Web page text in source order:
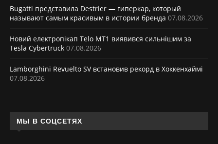
Bugatti представила Destrier — гиперкар, который
называют самым красивым в истории бренда 07.08.2026
Новий електропікап Telo MT1 виявився сильнішим за
Tesla Cybertruck 07.08.2026
Lamborghini Revuelto SV встановив рекорд в Хоккенхаймі
07.08.2026
МЫ В СОЦСЕТЯХ